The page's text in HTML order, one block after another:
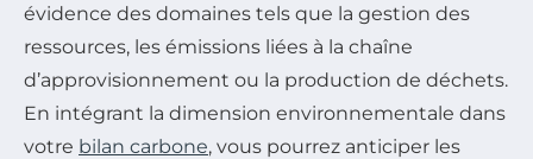
évidence des domaines tels que la gestion des
ressources, les émissions liées à la chaîne
d’approvisionnement ou la production de déchets.
En intégrant la dimension environnementale dans
votre bilan carbone, vous pourrez anticiper les